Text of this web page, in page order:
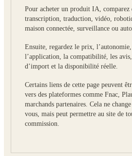
Pour acheter un produit IA, comparez
transcription, traduction, vidéo,
maison connectée, surveillance ou
Ensuite, regardez le prix,
l’application, la compatibilité, les
d’import et la disponibilité réelle.
Certains liens de cette page peuvent
vers des plateformes comme Fnac,
marchands partenaires. Cela ne
vous, mais peut permettre au site de
commission.